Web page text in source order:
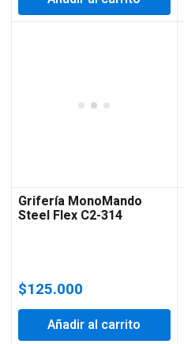
Grifería MonoMando
Steel Flex C2-314
$125.000
Añadir al carrito